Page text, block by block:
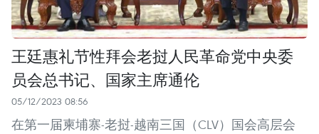
王廷惠礼节性拜会老挝人民革命党中央委
员会总书记、国家主席通伦
05/12/2023 08:56
在第一届柬埔寨-老挝-越南三国（CLV）国会高层会